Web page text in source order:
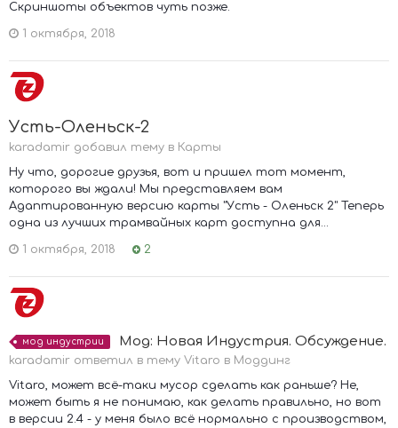
Скриншоты объектов чуть позже.
1 октября, 2018
Усть-Оленьск-2
karadamir добавил тему в Карты
Ну что, дорогие друзья, вот и пришел тот момент,
которого вы ждали! Мы представляем вам
Адаптированную версию карты "Усть - Оленьск 2" Теперь
одна из лучших трамвайных карт доступна для...
1 октября, 2018 2
мод индустрии Мод: Новая Индустрия. Обсуждение.
karadamir ответил в тему Vitaro в Моддинг
Vitaro, может всё-таки мусор сделать как раньше? Не,
может быть я не понимаю, как делать правильно, но вот
в версии 2.4 - у меня было всё нормально с производством,